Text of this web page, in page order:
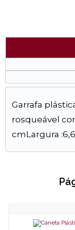
Garrafa
rosqueável
cmLargura